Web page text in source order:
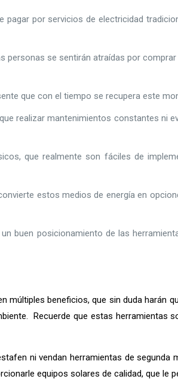
por servicios de electricidad
personas se sentirán atraídas por
que con el tiempo se recupera este
realizar mantenimientos constantes ni
que realmente son fáciles de
estos medios de energía en
buen posicionamiento de las
múltiples beneficios, que sin duda harán
Recuerde que estas herramientas
ni vendan herramientas de segunda
equipos solares de calidad, que le